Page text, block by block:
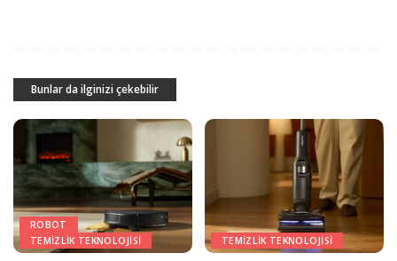
Bunlar da ilginizi çekebilir
ROBOT
TEMIZLIK TEKNOLOJISI
TEMIZLIK TEKNOLOJISI